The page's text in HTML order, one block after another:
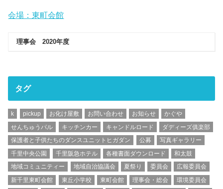
会場：東町会館
理事会 2020年度
タグ
k pickup お化け屋敷 お問い合わせ お知らせ
かぐや
せんちゅうパル
キッチンカー キャンドルロード
ダディーズ俱楽部
保護者と子供たちのダンスユニットヒガダン
公募
写真ギャラリー
千里中央公園
千里阪急ホテル 各種書面ダウンロード
和太鼓
地域コミュニティー
地域自治協議会 夏祭り 委員会
広報委員会
新千里東町会館
東丘小学校 東町会館 理事会・総会
環境委員会